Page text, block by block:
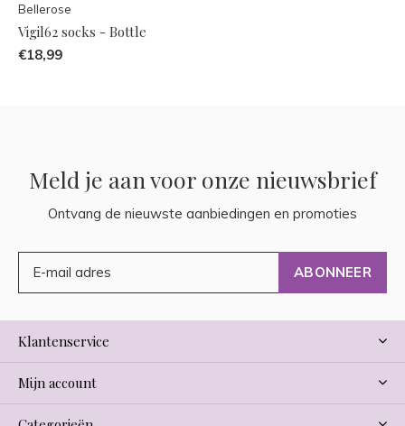
Bellerose
Vigil62 socks - Bottle
€18,99
Meld je aan voor onze nieuwsbrief
Ontvang de nieuwste aanbiedingen en promoties
ABONNEER
Klantenservice
Mijn account